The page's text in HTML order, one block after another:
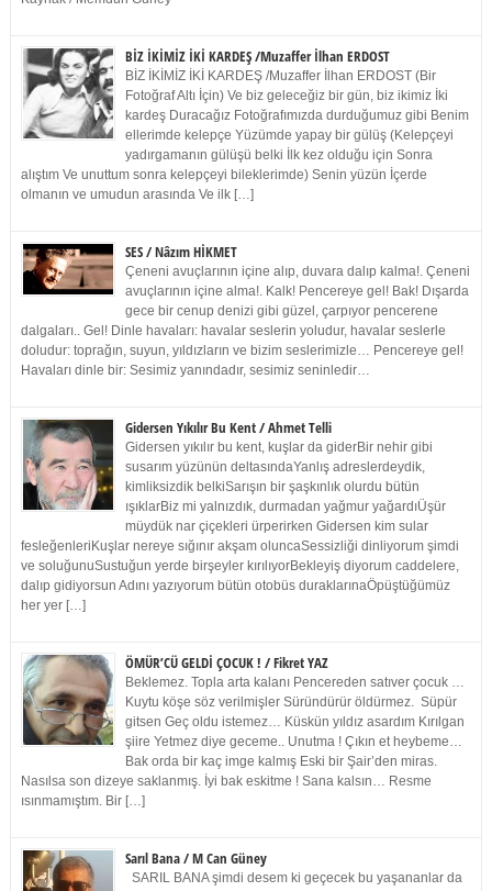
BİZ İKİMİZ İKİ KARDEŞ /Muzaffer İlhan ERDOST
BİZ İKİMİZ İKİ KARDEŞ /Muzaffer İlhan ERDOST (Bir
Fotoğraf Altı İçin) Ve biz geleceğiz bir gün, biz ikimiz İki
kardeş Duracağız Fotoğrafımızda durduğumuz gibi Benim
ellerimde kelepçe Yüzümde yapay bir gülüş (Kelepçeyi
yadırgamanın gülüşü belki İlk kez olduğu için Sonra
alıştım Ve unuttum sonra kelepçeyi bileklerimde) Senin yüzün İçerde
olmanın ve umudun arasında Ve ilk […]
SES / Nâzım HİKMET
Çeneni avuçlarının içine alıp, duvara dalıp kalma!. Çeneni
avuçlarının içine alma!. Kalk! Pencereye gel! Bak! Dışarda
gece bir cenup denizi gibi güzel, çarpıyor pencerene
dalgaları.. Gel! Dinle havaları: havalar seslerin yoludur, havalar seslerle
doludur: toprağın, suyun, yıldızların ve bizim seslerimizle… Pencereye gel!
Havaları dinle bir: Sesimiz yanındadır, sesimiz seninledir…
Gidersen Yıkılır Bu Kent / Ahmet Telli
Gidersen yıkılır bu kent, kuşlar da giderBir nehir gibi
susarım yüzünün deltasındaYanlış adreslerdeydik,
kimliksizdik belkiSarışın bir şaşkınlık olurdu bütün
ışıklarBiz mi yalnızdık, durmadan yağmur yağardıÜşür
müydük nar çiçekleri ürperirken Gidersen kim sular
fesleğenleriKuşlar nereye sığınır akşam oluncaSessizliği dinliyorum şimdi
ve soluğunuSustuğun yerde birşeyler kırılıyorBekleyiş diyorum caddelere,
dalıp gidiyorsun Adını yazıyorum bütün otobüs duraklarınaÖpüştüğümüz
her yer […]
ÖMÜR’CÜ GELDİ ÇOCUK ! / Fikret YAZ
Beklemez. Topla arta kalanı Pencereden satıver çocuk …
Kuytu köşe söz verilmişler Süründürür öldürmez. Süpür
gitsen Geç oldu istemez… Küskün yıldız asardım Kırılgan
şiire Yetmez diye geceme.. Unutma ! Çıkın et heybeme…
Bak orda bir kaç imge kalmış Eski bir Şair’den miras.
Nasılsa son dizeye saklanmış. İyi bak eskitme ! Sana kalsın… Resme
ısınmamıştım. Bir […]
Sarıl Bana / M Can Güney
SARIL BANA şimdi desem ki geçecek bu yaşananlar da